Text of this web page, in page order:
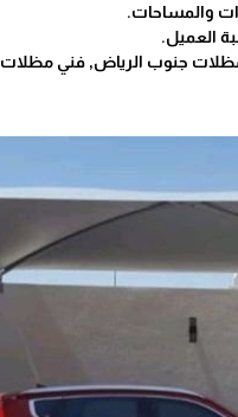
والمساحات.
العميل.
جنوب الرياض, فني